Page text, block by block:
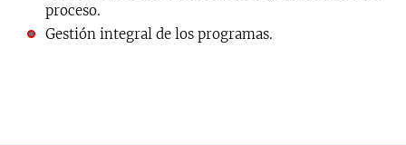
proceso.
Gestión integral de los programas.